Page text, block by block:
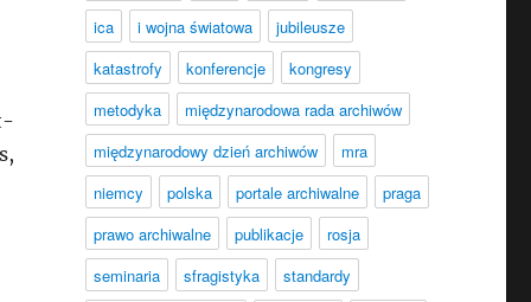
ica
i wojna światowa
jubileusze
katastrofy
konferencje
kongresy
metodyka
międzynarodowa rada archiwów
międzynarodowy dzień archiwów
mra
niemcy
polska portale archiwalne
praga
prawo archiwalne
publikacje
rosja
seminaria
sfragistyka
standardy